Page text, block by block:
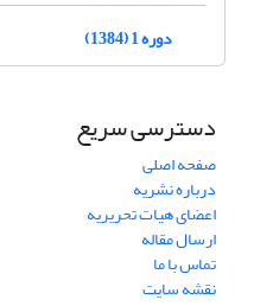
دوره 1 (1384)
دسترسی سریع
صفحه اصلی
درباره نشریه
اعضای هیات تحریریه
ارسال مقاله
تماس با ما
نقشه سایت